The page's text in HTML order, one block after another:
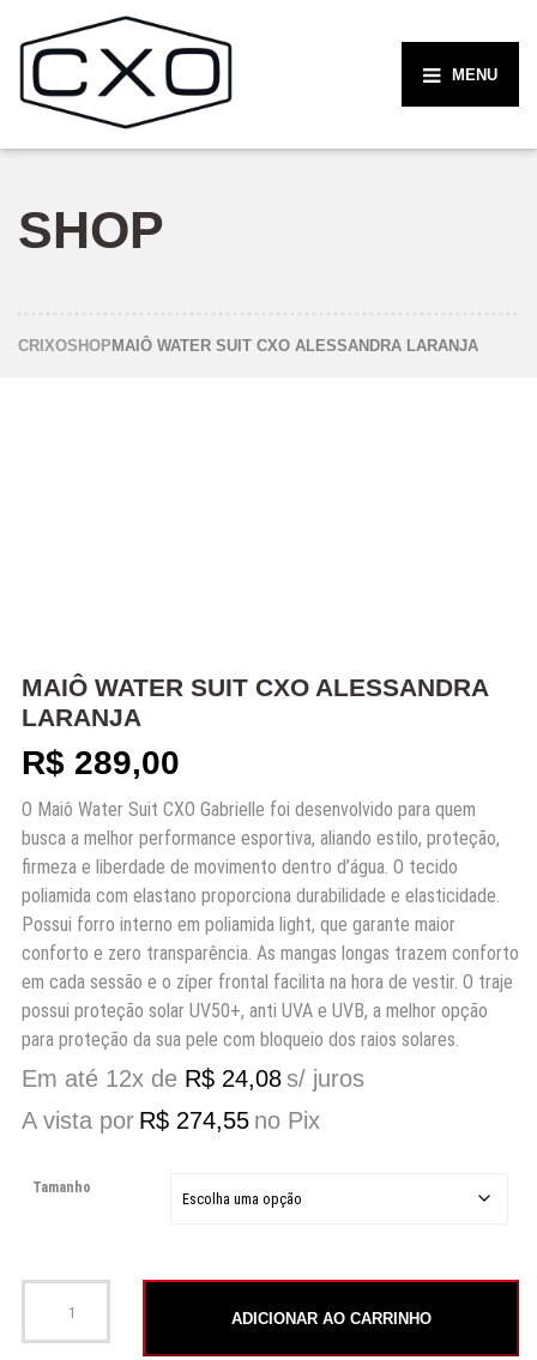
MENU
SHOP
CRIXOSHOP MAIÔ WATER SUIT CXO ALESSANDRA LARANJA
MAIÔ WATER SUIT CXO ALESSANDRA
LARANJA
R$289,00
O Maiô Water Suit CXO Gabrielle foi desenvolvido para quem
busca a melhor performance esportiva, aliando estilo, proteção,
firmeza e liberdade de movimento dentro d’água. O tecido
poliamida com elastano proporciona durabilidade e elasticidade.
Possui forro interno em poliamida light, que garante maior
conforto e zero transparência. As mangas longas trazem conforto
em cada sessão e o zíper frontal facilita na hora de vestir. O traje
possui proteção solar UV50+, anti UVA e UVB, a melhor opção
para proteção da sua pele com bloqueio dos raios solares.
Em até 12x de R$24,08s/ juros
A vista por R$274,55 no Pix
Tamanho
Maiô Water Suit CXO Alessandra laranja quantidade
ADICIONAR AO CARRINHO